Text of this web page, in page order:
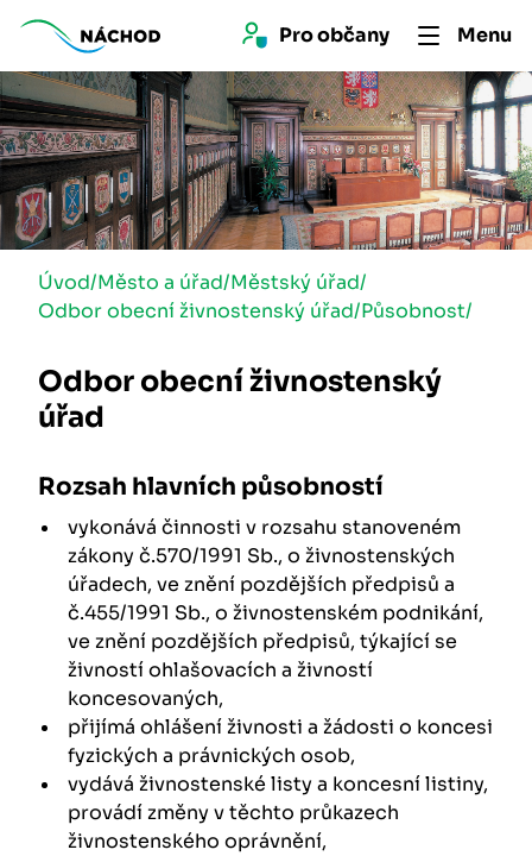
Pro občany Menu
Úvod/Město a úřad/Městský úřad/
Odbor obecní živnostenský úřad/Působnost/
Odbor obecní živnostenský
úřad
Rozsah hlavních působností
vykonává činnosti v rozsahu stanoveném
zákony č.570/1991 Sb., o živnostenských
úřadech, ve znění pozdějších předpisů a
č.455/1991 Sb., o živnostenském podnikání,
ve znění pozdějších předpisů, týkající se
živností ohlašovacích a živností
koncesovaných,
přijímá ohlášení živnosti a žádosti o koncesi
fyzických a právnických osob,
vydává živnostenské listy a koncesní listiny,
provádí změny v těchto průkazech
živnostenského oprávnění,